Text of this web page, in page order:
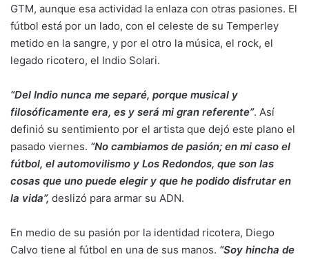
GTM, aunque esa actividad la enlaza con otras pasiones. El
fútbol está por un lado, con el celeste de su Temperley
metido en la sangre, y por el otro la música, el rock, el
legado ricotero, el Indio Solari.
“Del Indio nunca me separé, porque musical y
filosóficamente era, es y será mi gran referente”. Así
definió su sentimiento por el artista que dejó este plano el
pasado viernes. “No cambiamos de pasión; en mi caso el
fútbol, el automovilismo y Los Redondos, que son las
cosas que uno puede elegir y que he podido disfrutar en
la vida”, deslizó para armar su ADN.
En medio de su pasión por la identidad ricotera, Diego
Calvo tiene al fútbol en una de sus manos. “Soy hincha de